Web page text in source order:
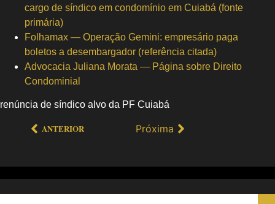
cargo de síndico em condomínio em Cuiabá (fonte
primária)
Folhamax — Operação Gemini: empresário paga
boletos a desembargador (referência citada)
Advocacia Juliana Morata — Página sobre Direito
Condominial
renúncia de síndico alvo da PF Cuiabá
ANTERIOR Próxima